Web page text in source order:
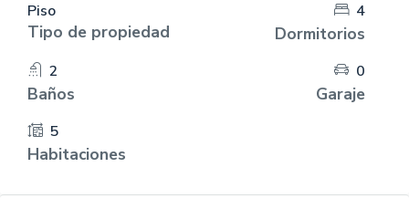
Piso
Tipo de propiedad
4
Dormitorios
2
Baños
0
Garaje
5
Habitaciones